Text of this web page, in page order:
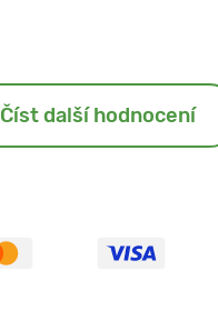
Číst další hodnocení